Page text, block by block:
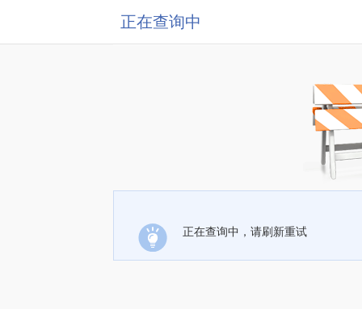
正在查询中
正在查询中，请刷新重试